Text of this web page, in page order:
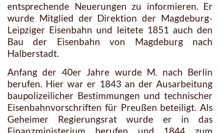
entsprechende Neuerungen zu informieren. Er
wurde Mitglied der Direktion der Magdeburg-
Leipziger Eisenbahn und leitete 1851 auch den
Bau der Eisenbahn von Magdeburg nach
Halberstadt.
Anfang der 40er Jahre wurde M. nach Berlin
berufen. Hier war er 1843 an der Ausarbeitung
baupolizeilicher Bestimmungen und technischer
Eisenbahnvorschriften für Preußen beteiligt. Als
Geheimer Regierungsrat wurde er in das